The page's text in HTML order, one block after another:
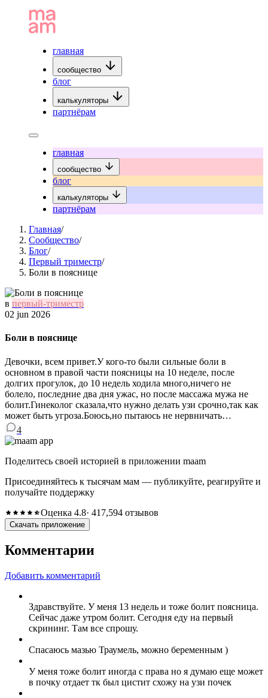
главная
сообщество
блог
калькуляторы
партнёрам
главная
сообщество
блог
калькуляторы
партнёрам
Главная/
Сообщество/
Блог/
Первый триместр/
Боли в пояснице
в первый-триместр
02 jun 2026
Боли в пояснице
Девочки, всем привет.У кого-то были сильные боли в
основном в правой части поясницы на 10 неделе, после
долгих прогулок, до 10 недель ходила много,ничего не
болело, последние два дня ужас, но после массажа мужа не
болит.Гинеколог сказала,что нужно делать узи срочно,так как
может быть угроза.Боюсь,но пытаюсь не нервничать…
4
Поделитесь своей историей в приложении maam
Присоединяйтесь к тысячам мам — публикуйте, реагируйте и
получайте поддержку
Оценка 4.8· 417,594 отзывов
Скачать приложение
Комментарии
Добавить комментарий
Здравствуйте. У меня 13 недель и тоже болит поясница.
Сейчас даже утром болит. Сегодня еду на первый
скрининг. Там все спрошу.
Спасаюсь мазью Траумель, можно беременным )
У меня тоже болит иногда с права но я думаю еще может
в почку отдает тк был цистит схожу на узи почек